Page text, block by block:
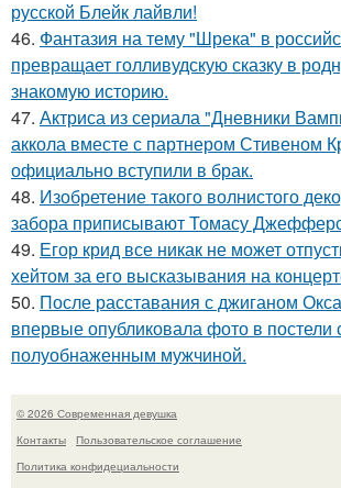
русской Блейк лайвли!
46. Фантазия на тему "Шрека" в
превращает голливудскую сказку в
знакомую историю.
47. Актриса из сериала "Дневники
аккола вместе с партнером Стивеном
официально вступили в брак.
48. Изобретение такого волнистого
забора приписывают Томасу
49. Егор крид все никак не может
хейтом за его высказывания на
50. После расставания с джиганом
впервые опубликовала фото в постели
полуобнаженным мужчиной.
© 2026 Современная девушка
Контакты
Пользовательское соглашение
Политика конфидециальности